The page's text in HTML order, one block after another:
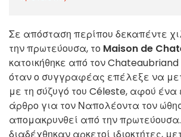
Σε απόσταση περίπου δεκαπέντε
την πρωτεύουσα, το Maison de
κατοικήθηκε από τον Chateaubriand
όταν ο συγγραφέας επέλεξε να
με τη σύζυγό του Céleste, αφού ένα
άρθρο για τον Ναπολέοντα τον
απομακρυνθεί από την